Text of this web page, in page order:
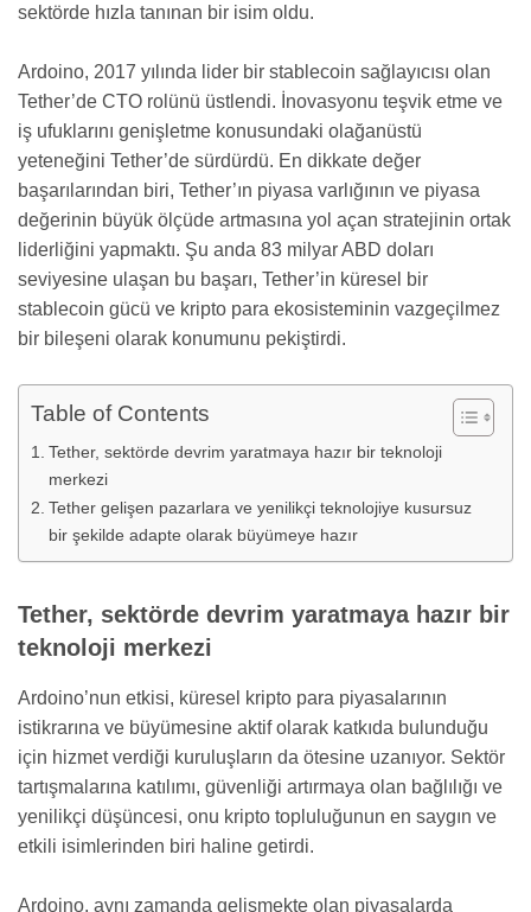
sektörde hızla tanınan bir isim oldu.
Ardoino, 2017 yılında lider bir stablecoin sağlayıcısı olan
Tether’de CTO rolünü üstlendi. İnovasyonu teşvik etme ve
iş ufuklarını genişletme konusundaki olağanüstü
yeteneğini Tether’de sürdürdü. En dikkate değer
başarılarından biri, Tether’ın piyasa varlığının ve piyasa
değerinin büyük ölçüde artmasına yol açan stratejinin ortak
liderliğini yapmaktı. Şu anda 83 milyar ABD doları
seviyesine ulaşan bu başarı, Tether’in küresel bir
stablecoin gücü ve kripto para ekosisteminin vazgeçilmez
bir bileşeni olarak konumunu pekiştirdi.
Table of Contents
Tether, sektörde devrim yaratmaya hazır bir teknoloji
merkezi
Tether gelişen pazarlara ve yenilikçi teknolojiye kusursuz
bir şekilde adapte olarak büyümeye hazır
Tether, sektörde devrim yaratmaya hazır bir
teknoloji merkezi
Ardoino’nun etkisi, küresel kripto para piyasalarının
istikrarına ve büyümesine aktif olarak katkıda bulunduğu
için hizmet verdiği kuruluşların da ötesine uzanıyor. Sektör
tartışmalarına katılımı, güvenliği artırmaya olan bağlılığı ve
yenilikçi düşüncesi, onu kripto topluluğunun en saygın ve
etkili isimlerinden biri haline getirdi.
Ardoino, aynı zamanda gelişmekte olan piyasalarda